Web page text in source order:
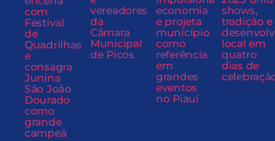
com
Festival
de
Quadrilhas
e
consagra
Junina
São João
Dourado
como
grande
campeã
vereadores
da
Câmara
Municipal
de Picos
economia
e projeta
município
como
referência
em
grandes
eventos
no Piauí
shows,
tradição e
local em
quatro
dias de